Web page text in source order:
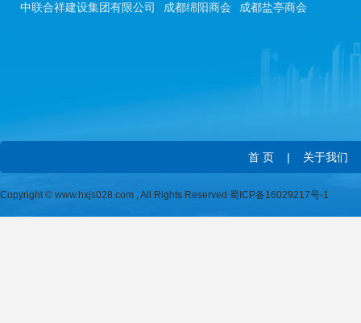
中联合祥建设集团有限公司
成都绵阳商会 成都盐亭商会
首 页 | 关于我们
Copyright © www.hxjs028.com , All Rights Reserved 蜀ICP备16029217号-1